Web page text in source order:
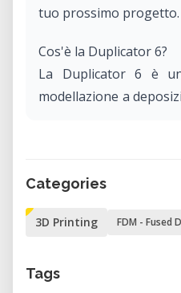
tuo prossimo progetto.
Cos'è la Duplicator 6?
La Duplicator 6 è
modellazione a
gamma di dimensioni
condizioni di stampa
esperti.
Categories
3D Printing FDM - Fused
Tags